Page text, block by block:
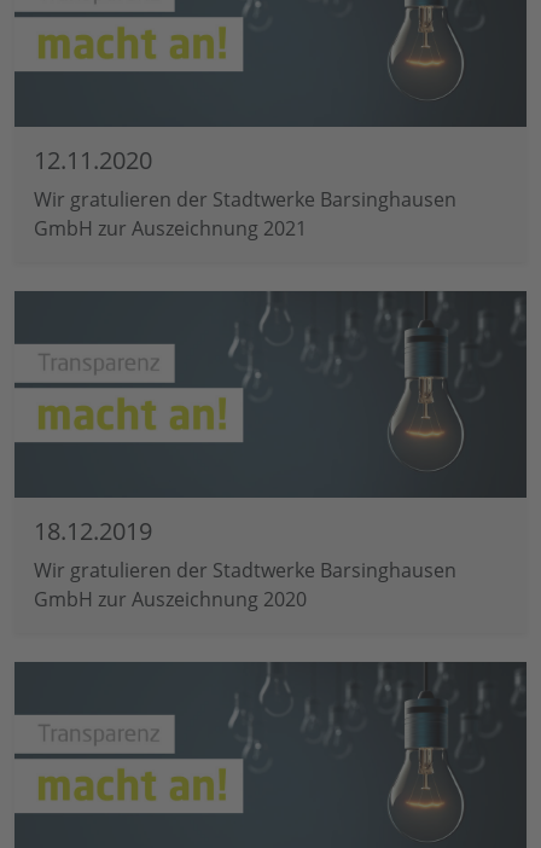
12.11.2020
Wir gratulieren der Stadtwerke Barsinghausen
GmbH zur Auszeichnung 2021
18.12.2019
Wir gratulieren der Stadtwerke Barsinghausen
GmbH zur Auszeichnung 2020